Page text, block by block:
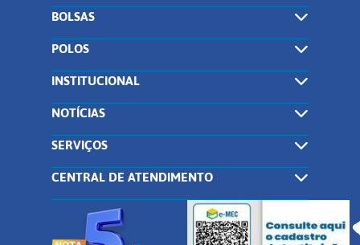
BOLSAS
POLOS
INSTITUCIONAL
NOTÍCIAS
SERVIÇOS
CENTRAL DE ATENDIMENTO